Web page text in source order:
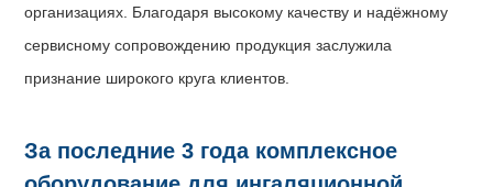
организациях. Благодаря высокому качеству и надёжному
сервисному сопровождению продукция заслужила
признание широкого круга клиентов.
За последние 3 года комплексное